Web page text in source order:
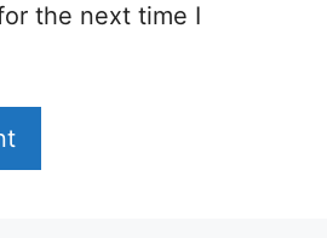
the next time I